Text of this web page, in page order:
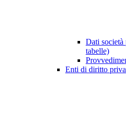
Dati società
tabelle)
Enti di diritto